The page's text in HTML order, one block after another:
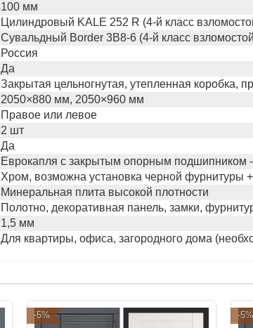
100 мм
Цилиндровый KALE 252 R (4-й класс
Сувальдный Border 3B8-6 (4-й класс
Россия
Да
Закрытая цельногнутая, утепленная коробка,
2050×880 мм, 2050×960 мм
Правое или левое
2 шт
Да
Еврокапля с закрытым опорным подшипником
Хром, возможна установка черной фурнитуры
Минеральная плита высокой плотности
Полотно, декоративная панель, замки,
1,5 мм
Для квартиры, офиса, загородного дома
-5% -5%